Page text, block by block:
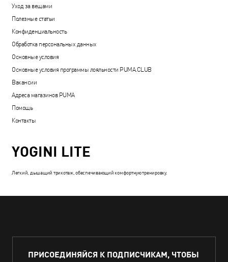
YOGINI LITE
Легкий, дышащий трикотаж, обеспечивающий комфортную тренировку.
Уход за вещами
Полезные статьи
Конфиденциальность
Обработка персональных данных
Основные условия
Основные условия программы лояльности PUMA.CLUB
Вакансии
Адреса магазинов PUMA
Помощь
Контакты
ПРИСОЕДИНЯЙСЯ К ПОДПИСЧИКАМ, ЧТОБЫ